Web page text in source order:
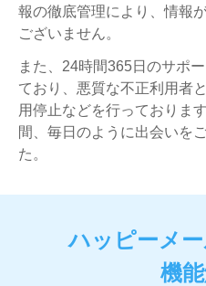
報の徹底管理により、情報
ございません。
また、24時間365日のサポ
ており、悪質な不正利用者
用停止などを行っておりま
間、毎日のように出会いを
た。
ハッピーメ
機